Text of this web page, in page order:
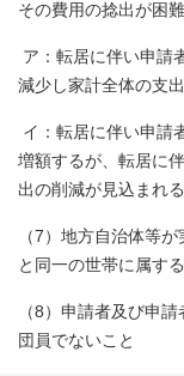
その費用の捻出が困
ア：転居に伴い申請
減少し家計全体の支
イ：転居に伴い申請
増額するが、転居に
出の削減が見込まれ
（7）地方自治体等
と同一の世帯に属す
（8）申請者及び申
団員でないこと